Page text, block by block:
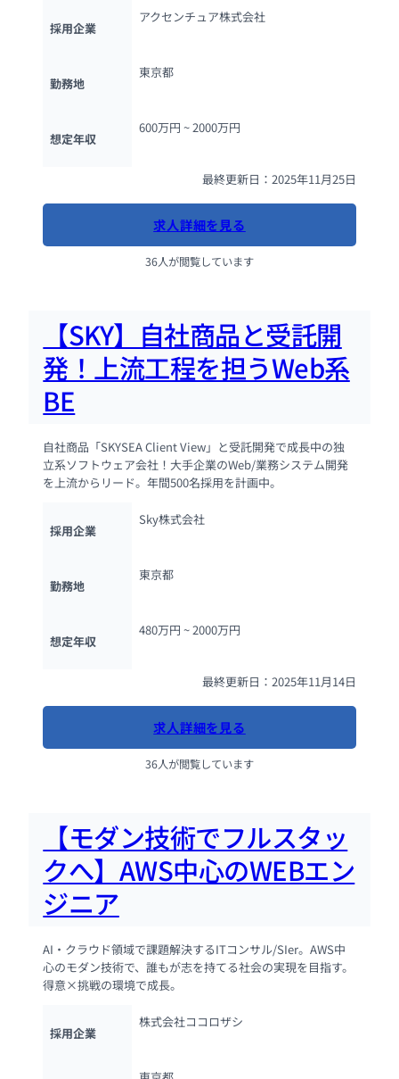
採用企業
アクセンチュア株式会社
勤務地
東京都
想定年収
600万円 ~ 2000万円
最終更新日：2025年11月25日
求人詳細を見る
36人が閲覧しています
【SKY】自社商品と受託開
発！上流工程を担うWeb系
BE
自社商品「SKYSEA Client View」と受託開発で成長中の独
立系ソフトウェア会社！大手企業のWeb/業務システム開発
を上流からリード。年間500名採用を計画中。
採用企業
Sky株式会社
勤務地
東京都
想定年収
480万円 ~ 2000万円
最終更新日：2025年11月14日
求人詳細を見る
36人が閲覧しています
【モダン技術でフルスタッ
クへ】AWS中心のWEBエン
ジニア
AI・クラウド領域で課題解決するITコンサル/SIer。AWS中
心のモダン技術で、誰もが志を持てる社会の実現を目指す。
得意×挑戦の環境で成長。
採用企業
株式会社ココロザシ